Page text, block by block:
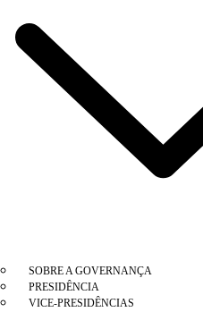
SOBRE A GOVERNANÇA
PRESIDÊNCIA
VICE-PRESIDÊNCIAS